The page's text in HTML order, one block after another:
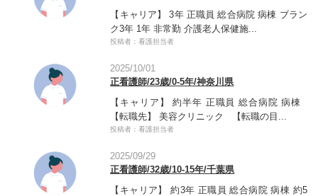
【キャリア】 3年 正職員 総合病院 病棟 ブラン
ク3年 1年 非常勤 介護老人保健施...
投稿者：看護担当者
2025/10/01
正看護師/23歳/0-5年/神奈川県
【キャリア】 約半年 正職員 総合病院 病棟
【転職先】 美容クリニック 【転職の目...
投稿者：看護担当者
2025/09/29
正看護師/32歳/10-15年/千葉県
【キャリア】 約3年 正職員 総合病院 病棟 約5